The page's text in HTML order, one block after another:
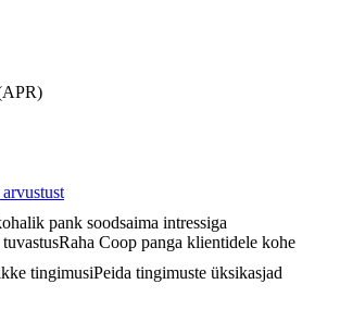
pank soodsaima intressiga
Raha Coop panga klientidele kohe
tingimusiPeida tingimuste üksikasjad